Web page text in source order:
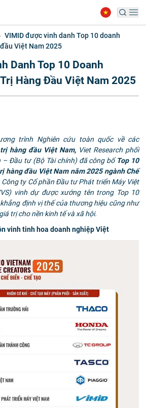
VIMID được vinh danh Top 10 doanh
Việt Nam 2025
Danh Top 10 Doanh
Hàng Đầu Việt Nam 2025
trình Nghiên cứu toàn quốc về các
hàng đầu Việt Nam, Viet Research phối
– Đầu tư (Bộ Tài chính) đã công bốTop 10
hàng đầu Việt Nam năm 2025 ngành Chế
Công ty Cổ phần Đầu tư Phát triển Máy Việt
vinh dự được xướng tên trong Top 10
định vị thế của thương hiệu cũng như
trị cho nền kinh tế và xã hội.
vinh tinh hoa doanh nghiệp Việt